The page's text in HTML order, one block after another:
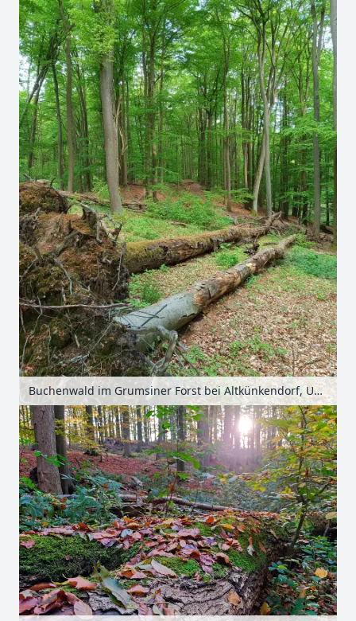
Buchenwald im Grumsiner Forst bei Altkünkendorf, Uckermark, Brandenburg, Deutschland